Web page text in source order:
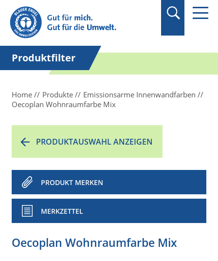
Suchbegriff in
Anführungszeichen
setzen.
Produktfilter
Home Produkte
Emissionsarme Innenwandfarben
Oecoplan Wohnraumfarbe Mix
PRODUKTAUSWAHL ANZEIGEN
PRODUKT MERKEN
MERKZETTEL
Oecoplan Wohnraumfarbe Mix